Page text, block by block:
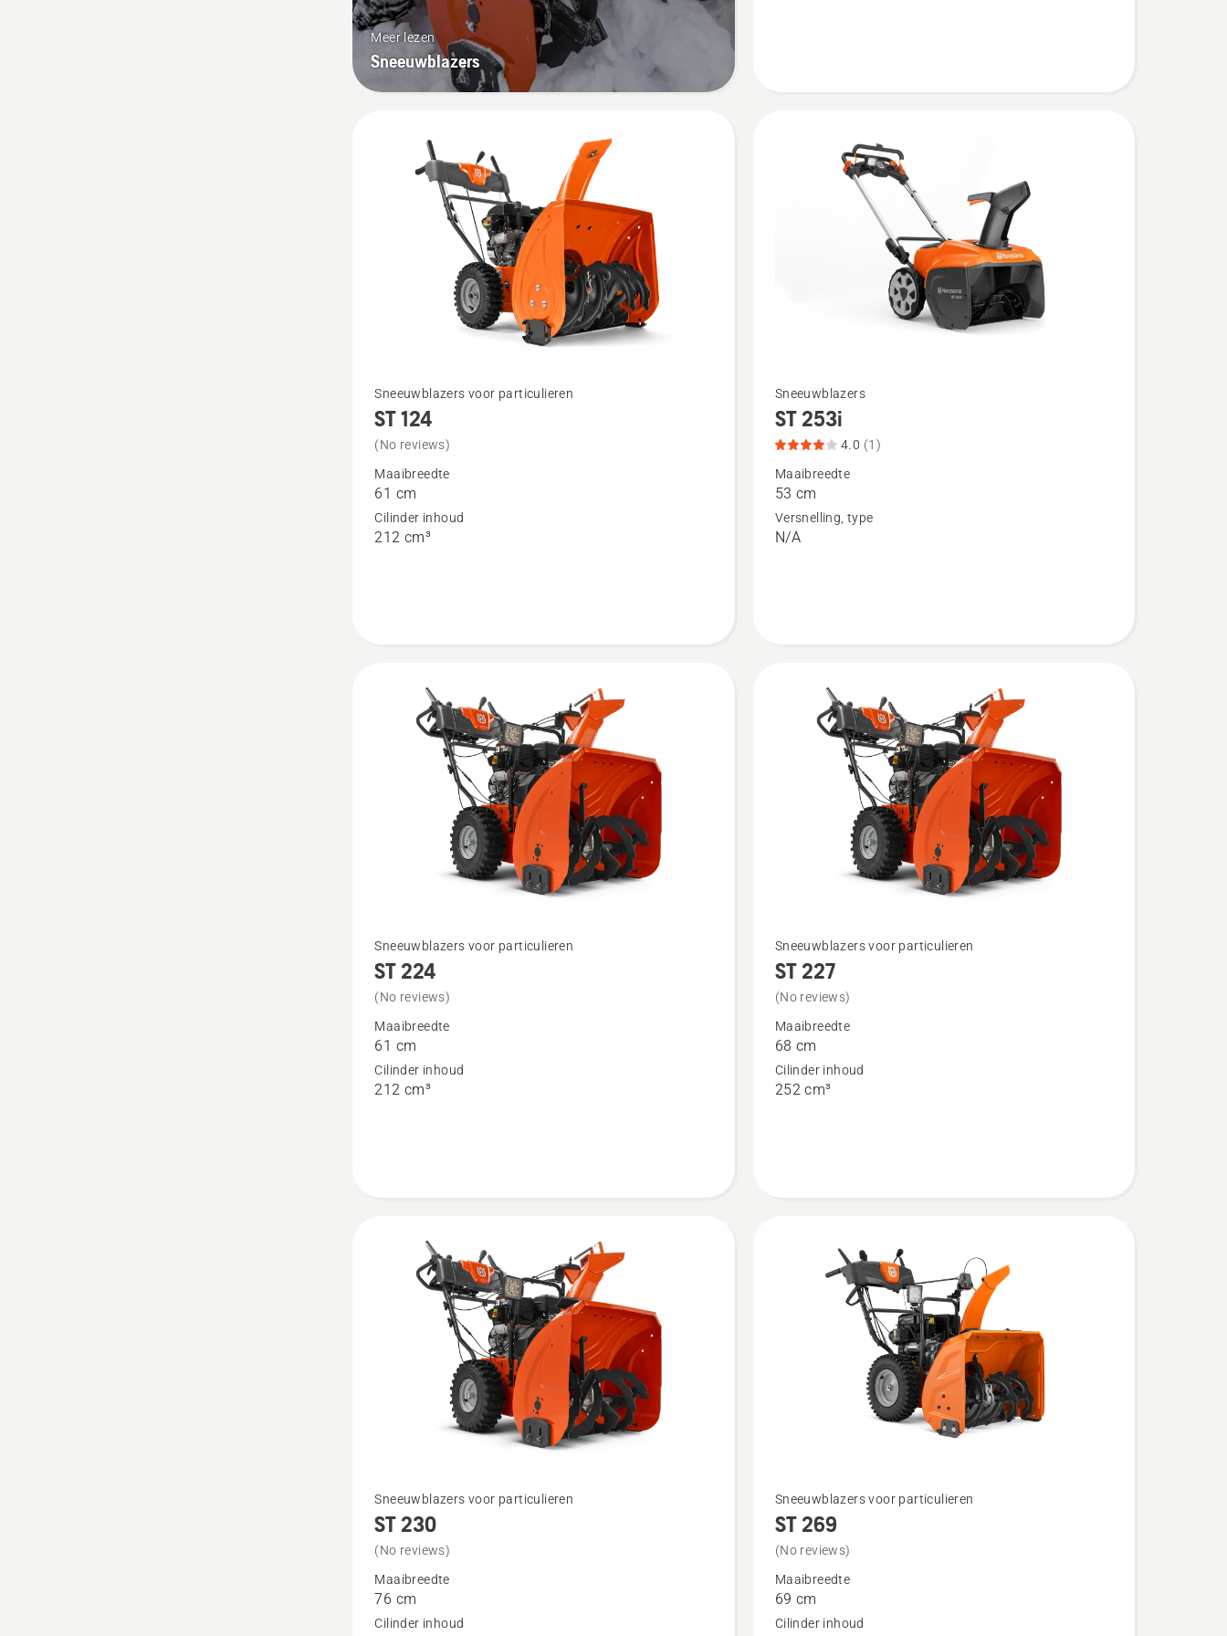
Meer lezen
Sneeuwblazers
Bekijk
meer
details
over
ST 124
Sneeuwblazers voor particulieren
ST 124
(No reviews)
Maaibreedte
61 cm
Cilinder inhoud
212 cm³
Bekijk
meer
details
over
ST 253i,
productbeoordeling
Sneeuwblazers
ST 253i
4.0 (1)
Maaibreedte
53 cm
Versnelling, type
N/A
Bekijk
meer
details
over
ST 224
Sneeuwblazers voor particulieren
ST 224
(No reviews)
Maaibreedte
61 cm
Cilinder inhoud
212 cm³
Bekijk
meer
details
over
ST 227
Sneeuwblazers voor particulieren
ST 227
(No reviews)
Maaibreedte
68 cm
Cilinder inhoud
252 cm³
Bekijk
meer
details
over
ST 230
Sneeuwblazers voor particulieren
ST 230
(No reviews)
Maaibreedte
76 cm
Cilinder inhoud
Bekijk
meer
details
over
ST 269
Sneeuwblazers voor particulieren
ST 269
(No reviews)
Maaibreedte
69 cm
Cilinder inhoud